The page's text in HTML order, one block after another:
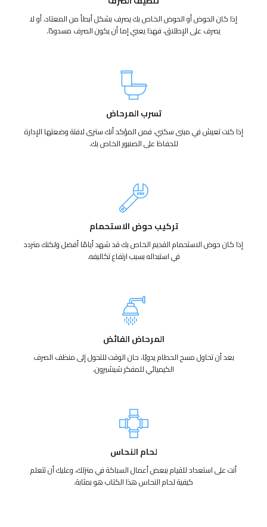
إذا كان الحوض أو الحوض الخاص بك يصرف بشكل أبطأ من المعتاد، أو لا
يصرف على الإطلاق، فهذا يعني إما أن يكون الصرف مسدودًا.
تسرب المرحاض
إذا كنت تعيش في مبنى سكني، فمن المؤكد أنك سترى لافتة وضعتها الإدارة
للحفاظ على الصنبور الخاص بك.
تركيب حوض الاستحمام
إذا كان حوض الاستحمام القديم الخاص بك قد شهد أيامًا أفضل ولكنك متردد
في استبداله بسبب ارتفاع تكاليفه.
المرحاض الفائض
بعد أن تحاول مسح الحطام يدويًا، حان الوقت للتحول إلى منظف الصرف
الكيميائي للمفكر شيشيرون.
لحام النحاس
أنت على استعداد للقيام ببعض أعمال السباكة في منزلك، وعليك أن تتعلم
كيفية لحام النحاس هذا الكتاب هو بمثابة.